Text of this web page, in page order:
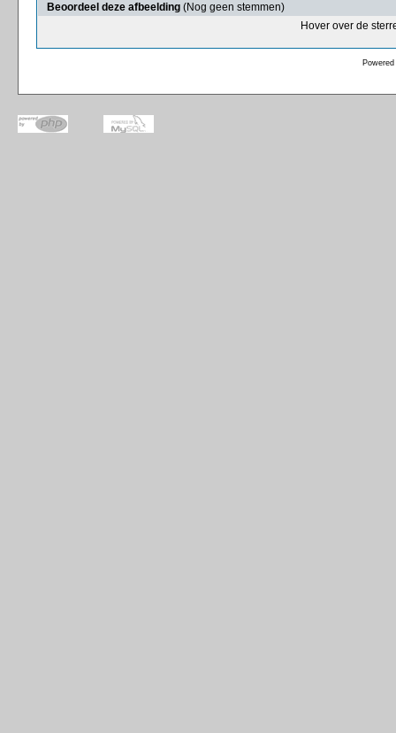
Beoordeel deze afbeelding (Nog geen stemmen)
Hover over de